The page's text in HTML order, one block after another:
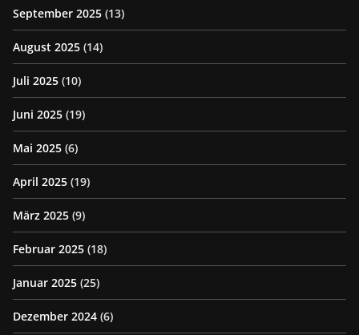
September 2025 (13)
August 2025 (14)
Juli 2025 (10)
Juni 2025 (19)
Mai 2025 (6)
April 2025 (19)
März 2025 (9)
Februar 2025 (18)
Januar 2025 (25)
Dezember 2024 (6)